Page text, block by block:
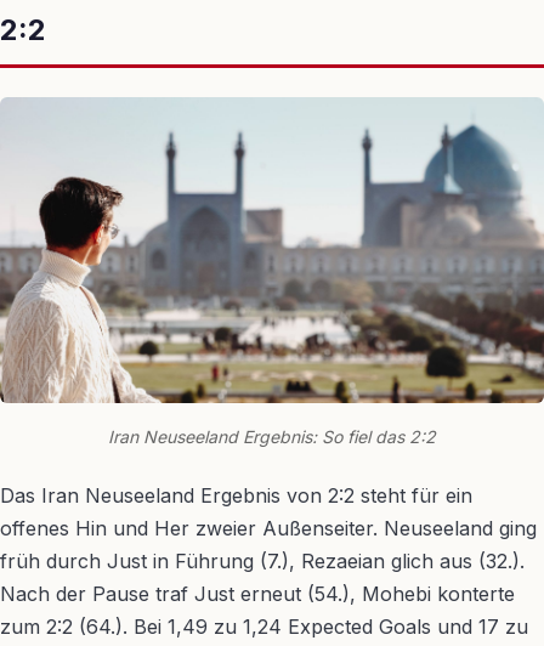
2:2
Iran Neuseeland Ergebnis: So fiel das 2:2
Das Iran Neuseeland Ergebnis von 2:2 steht für ein
offenes Hin und Her zweier Außenseiter. Neuseeland ging
früh durch Just in Führung (7.), Rezaeian glich aus (32.).
Nach der Pause traf Just erneut (54.), Mohebi konterte
zum 2:2 (64.). Bei 1,49 zu 1,24 Expected Goals und 17 zu